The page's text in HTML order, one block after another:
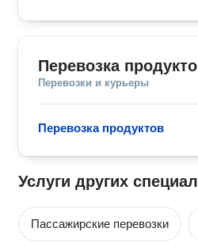
Перевозка
Перевозки и курьеры
Перевозка продуктов
Услуги других
Пассажирские перевозки